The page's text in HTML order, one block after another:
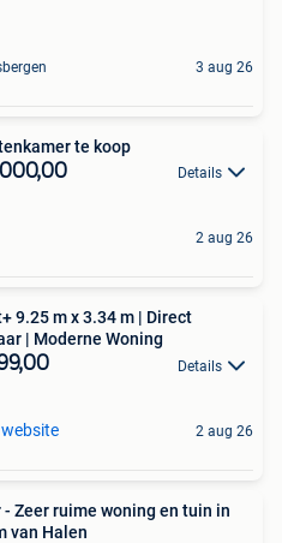
3 aug 26
te koop
Details
2 aug 26
9.25 m x 3.34 m | Direct
| Moderne Woning
Details
2 aug 26
- Zeer ruime woning en tuin in
van Halen